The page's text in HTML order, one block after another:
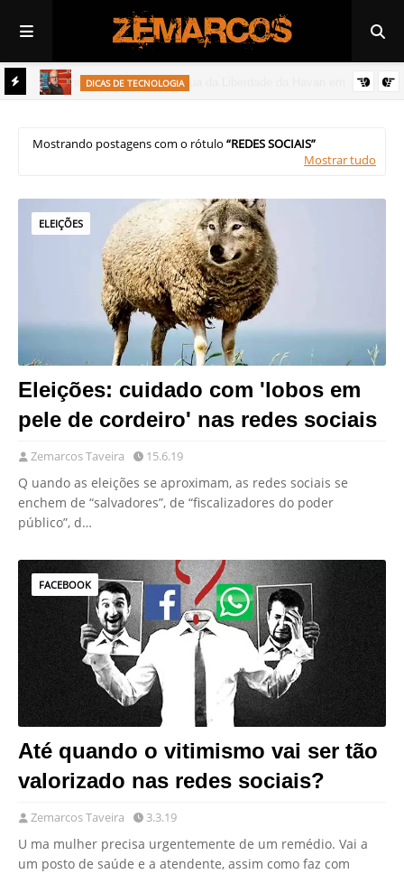
DICAS DE TECNOLOGIA
Mostrando postagens com o rótulo REDES SOCIAIS
Mostrar tudo
ELEIÇÕES
Eleições: cuidado com 'lobos em
pele de cordeiro' nas redes sociais
Zemarcos Taveira 15.6.19
Q uando as eleições se aproximam, as redes sociais se
enchem de “salvadores”, de “fiscalizadores do poder
público”, d…
FACEBOOK
Até quando o vitimismo vai ser tão
valorizado nas redes sociais?
Zemarcos Taveira 3.3.19
U ma mulher precisa urgentemente de um remédio. Vai a
um posto de saúde e a atendente, assim como faz com